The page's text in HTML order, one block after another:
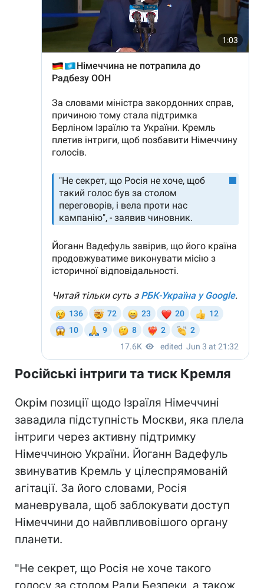
Російські інтриги та тиск Кремля
Окрім позиції щодо Ізраїля Німеччині
завадила підступність Москви, яка плела
інтриги через активну підтримку
Німеччиною України. Йоганн Вадефуль
звинуватив Кремль у цілеспрямованій
агітації. За його словами, Росія
маневрувала, щоб заблокувати доступ
Німеччини до найвпливовішого органу
планети.
"Не секрет, що Росія не хоче такого
голосу за столом Ради Безпеки, а також